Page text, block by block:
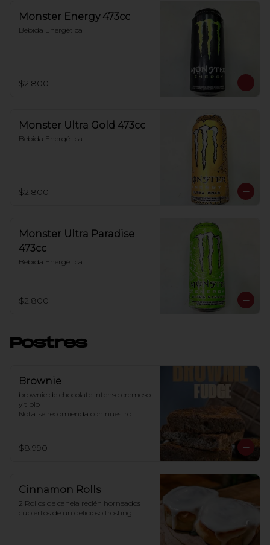
Monster Energy 473cc
Bebida Energética
$2.800
Monster Ultra Gold 473cc
Bebida Energética
$2.800
Monster Ultra Paradise
473cc
Bebida Energética
$2.800
Postres
Brownie
brownie de chocolate intenso cremoso
y tibio
Nota: se recomienda con nuestro
$8.990
Cinnamon Rolls
2 Rollos de canela recién horneados
cubiertos de un delicioso frosting